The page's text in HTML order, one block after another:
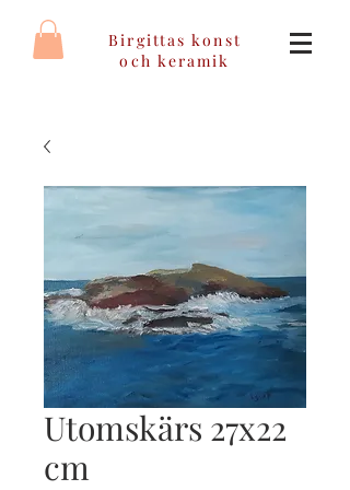
Birgittas konst
och keramik
Utomskärs 27x22
cm